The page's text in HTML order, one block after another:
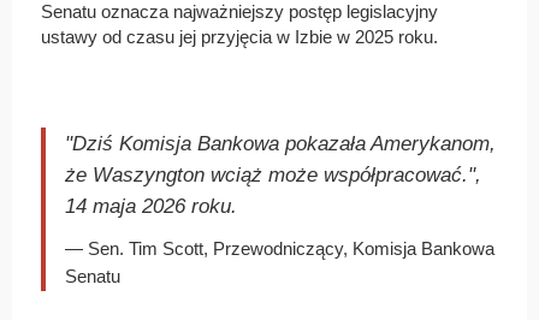
Senatu oznacza najważniejszy postęp legislacyjny
ustawy od czasu jej przyjęcia w Izbie w 2025 roku.
"Dziś Komisja Bankowa pokazała Amerykanom,
że Waszyngton wciąż może współpracować.",
14 maja 2026 roku.
— Sen. Tim Scott, Przewodniczący, Komisja Bankowa
Senatu